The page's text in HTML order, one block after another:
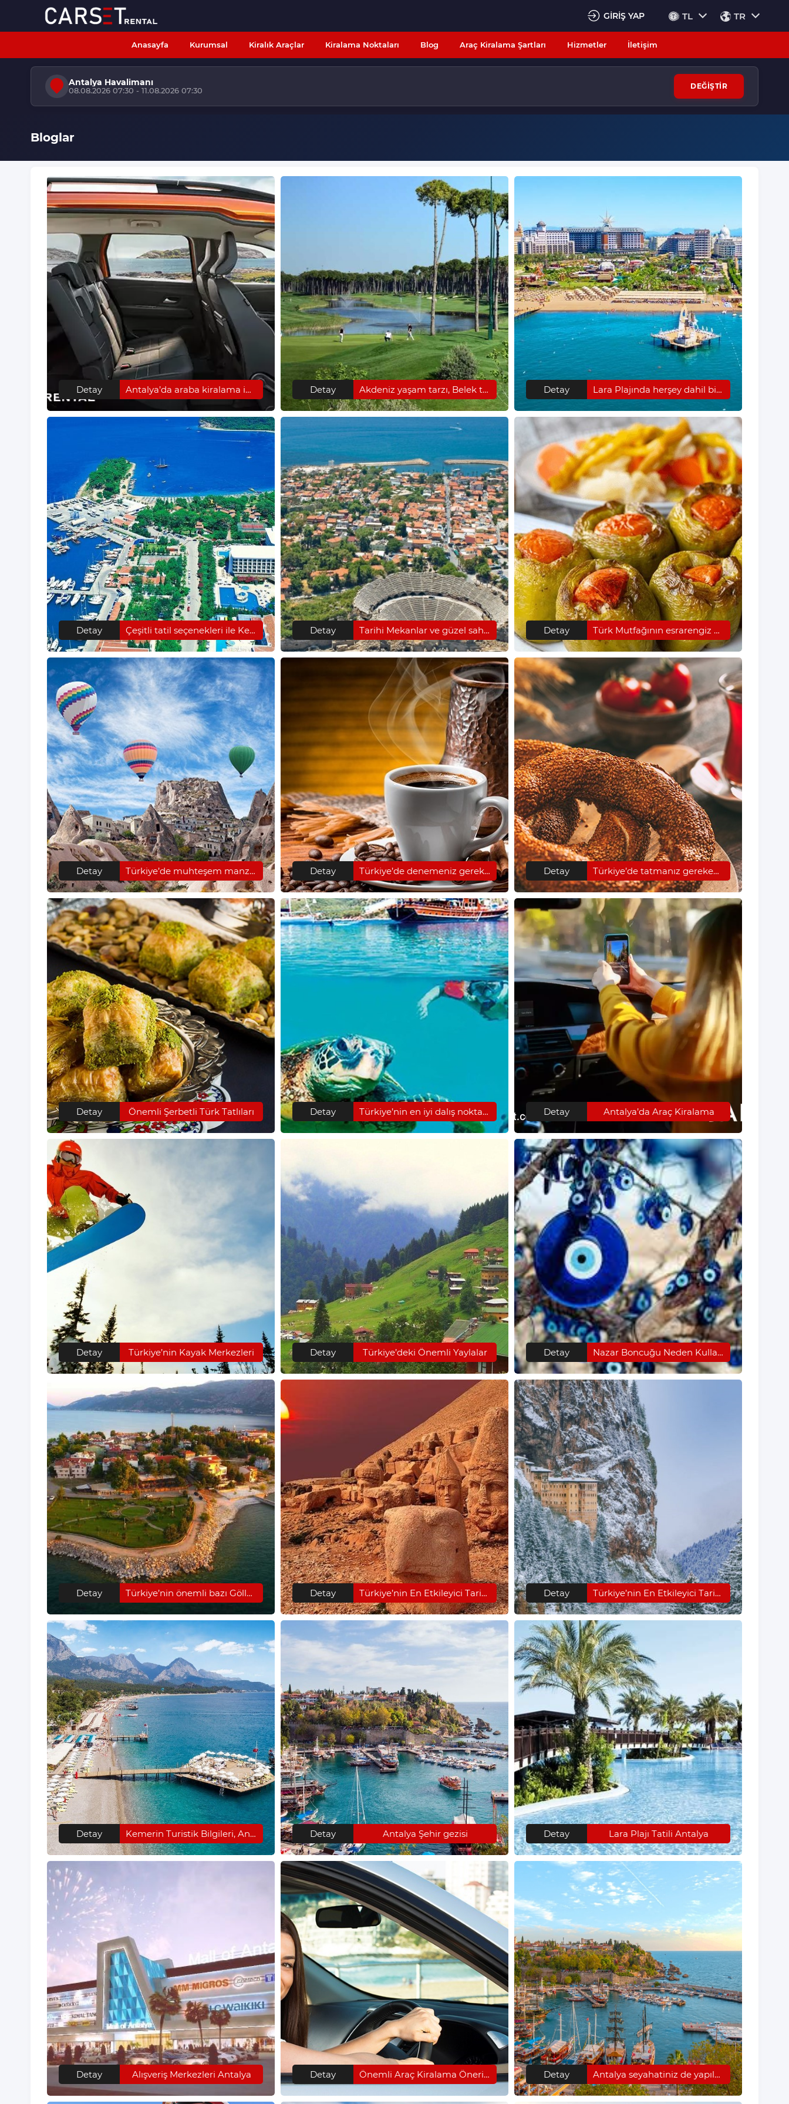
Anasayfa Kurumsal Kiralık Araçlar Kiralama Noktaları Blog Araç Kiralama Şartları Hizmetler İletişim
GİRİŞ YAP TL TR
Antalya Havalimanı
08.08.2026 07:30 - 11.08.2026 07:30
DEĞİŞTİR
Bloglar
Detay Antalya’da araba kiralama ipuçları Detay Akdeniz yaşam tarzı, Belek tatili Detay Lara Plajında herşey dahil bir tatil
Detay Çeşitli tatil seçenekleri ile Kemer Detay Tarihi Mekanlar ve güzel sahiller, Side doğru seçim. Detay Türk Mutfağının esrarengiz özellikleri
Detay Türkiye’de muhteşem manzaraya sahip 5 yer Detay Türkiye’de denemeniz gereken içecekler Detay Türkiye’de tatmanız gereken sokak lezzetleri
Detay Önemli Şerbetli Türk Tatlıları Detay Türkiye’nin en iyi dalış noktaları Detay Antalya’da Araç Kiralama
Detay Türkiye’nin Kayak Merkezleri Detay Türkiye’deki Önemli Yaylalar Detay Nazar Boncuğu Neden Kullanılır
Detay Türkiye’nin önemli bazı Gölleri Detay Türkiye’nin En Etkileyici Tarihi Mekanları-1 Detay Türkiye’nin En Etkileyici Tarihi Yerleri-2
Detay Kemerin Turistik Bilgileri, Antalya Detay Antalya Şehir gezisi Detay Lara Plajı Tatili Antalya
Detay Alışveriş Merkezleri Antalya Detay Önemli Araç Kiralama Önerileri Türkiye Detay Antalya seyahatiniz de yapılması gerekenler